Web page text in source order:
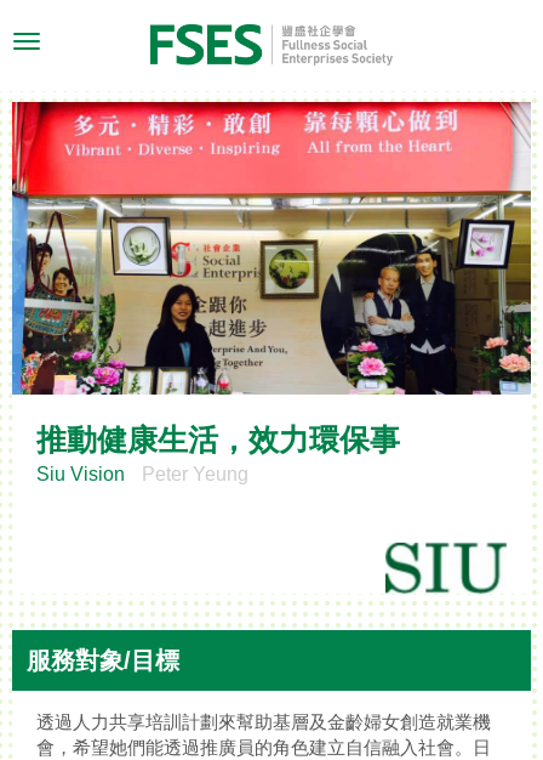
Toggle
推動健康生活，效力環保事
Siu Vision Peter Yeung
服務對象/目標
透過人力共享培訓計劃來幫助基層及金齡婦女創造就業機
會，希望她們能透過推廣員的角色建立自信融入社會。日